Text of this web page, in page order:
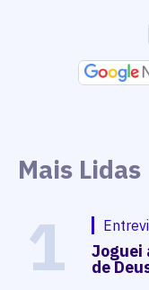
Mais Lidas
1 Joguei
de